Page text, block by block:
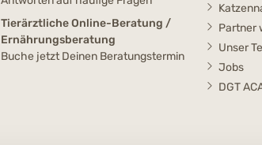
Tierärztliche Online-Beratung /
Ernährungsberatung
Buche jetzt Deinen Beratungstermin
Partner
Unser
Jobs
DGT